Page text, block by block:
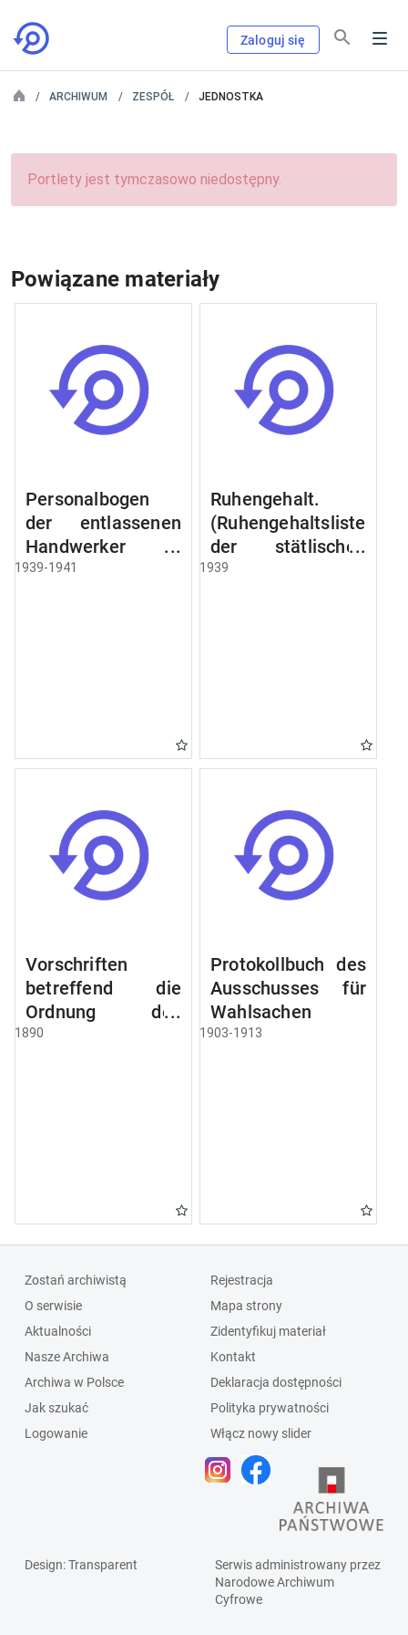
Zaloguj się
ARCHIWUM ZESPÓŁ JEDNOSTKA
Portlety jest tymczasowo niedostępny.
Powiązane materiały
Personalbogen
der entlassenen
Handwerker u.
Arbeiter des
1939-1941
Ruhengehalt.
(Ruhengehaltsliste
der stätlischen
Beamten u.
Raczyński! Schen
Bibliothek).
1939
Vorschriften
betreffend die
Ordnung des
Geschäftsganges
1890
Protokollbuch des
Ausschusses für
Wahlsachen
1903-1913
Zostań archiwistą
O serwisie
Aktualności
Nasze Archiwa
Archiwa w Polsce
Jak szukać
Logowanie
Rejestracja
Mapa strony
Zidentyfikuj materiał
Kontakt
Deklaracja dostępności
Polityka prywatności
Włącz nowy slider
Design: Transparent
Serwis administrowany przez
Narodowe Archiwum
Cyfrowe